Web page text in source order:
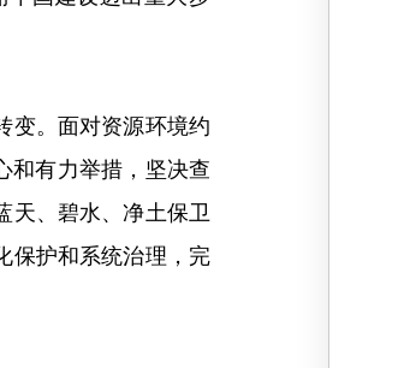
。面对资源环境约
和有力举措，坚决查
天、碧水、净土保卫
保护和系统治理，完